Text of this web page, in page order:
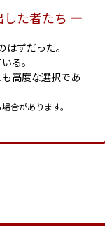
した者たち ―
ずだった。
る。
高度な選択であ
合があります。